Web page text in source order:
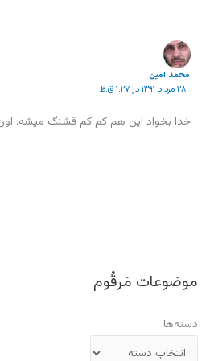
محمد امين
۲۸ مرداد ۱۳۹۱ در ۱:۲۷ ق.ظ
خدا بخواد این هم کم کم قشنگ میشه.
موضوعات مَرقُوم
دسته‌ها